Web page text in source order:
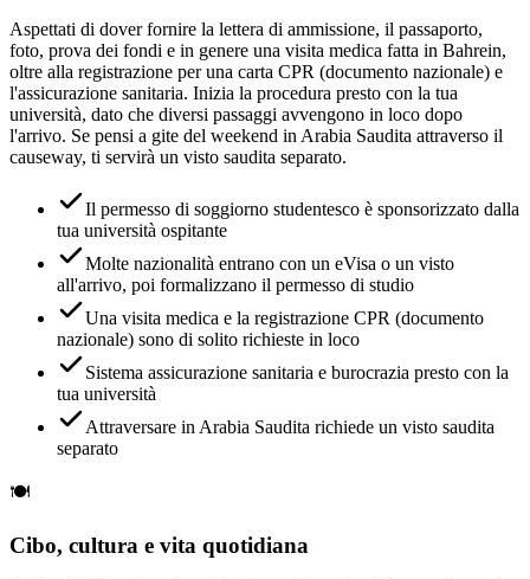
Aspettati di dover fornire la lettera di ammissione, il passaporto,
foto, prova dei fondi e in genere una visita medica fatta in Bahrein,
oltre alla registrazione per una carta CPR (documento nazionale) e
l'assicurazione sanitaria. Inizia la procedura presto con la tua
università, dato che diversi passaggi avvengono in loco dopo
l'arrivo. Se pensi a gite del weekend in Arabia Saudita attraverso il
causeway, ti servirà un visto saudita separato.
Il permesso di soggiorno studentesco è sponsorizzato dalla
tua università ospitante
Molte nazionalità entrano con un eVisa o un visto
all'arrivo, poi formalizzano il permesso di studio
Una visita medica e la registrazione CPR (documento
nazionale) sono di solito richieste in loco
Sistema assicurazione sanitaria e burocrazia presto con la
tua università
Attraversare in Arabia Saudita richiede un visto saudita
separato
🍽️
Cibo, cultura e vita quotidiana